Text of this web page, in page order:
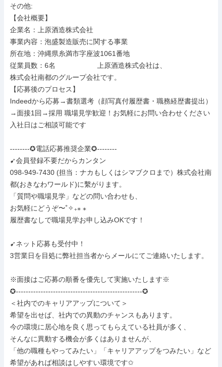
その他:
【会社概要】
企業名：上原酒造株式会社
事業内容：泡盛製造販売に関する事業
所在地：沖縄県糸満市字座波1061番地
従業員数：6名　　　　　　上原酒造株式会社は、
株式会社南都のグループ会社です。
【応募後のプロセス】
Indeedから応募→書類選考（顔写真付履歴書・職務経歴書提出）
→面接1回→採用 職場見学歓迎！お気軽にお問い合わせください
入社日はご相談可能です
--------✪電話応募推奨企業✪--------
➹会員登録不要だからカンタン
098-949-7430 (担当：ナカもしくはシマブクロまで）株式会社南
都(おきなわワールド)に繫がります。
「質問や職場見学」などの問い合わせも、
お気軽にどうぞ〜˚✧₊⁎ ⁎
履歴書なしで職場見学お申し込みOKです！
➹ネット応募も受付中！
3営業日を目処に弊社担当者からメールにてご連絡いたします。
※面接はご応募の順番を優先して実施いたします※
✪---------------------------------------------------✪
＜社内でのキャリアアップについて＞
希望を出せば、社内での異動のチャンスもあります。
今の環境に居心地を良く思ってもらえている社員が多く、
そんなに異動する機会が多くはありませんが、
「他の職種もやってみたい」「キャリアアップをつみたい」など
希望があれば相談はしやすい環境です✩